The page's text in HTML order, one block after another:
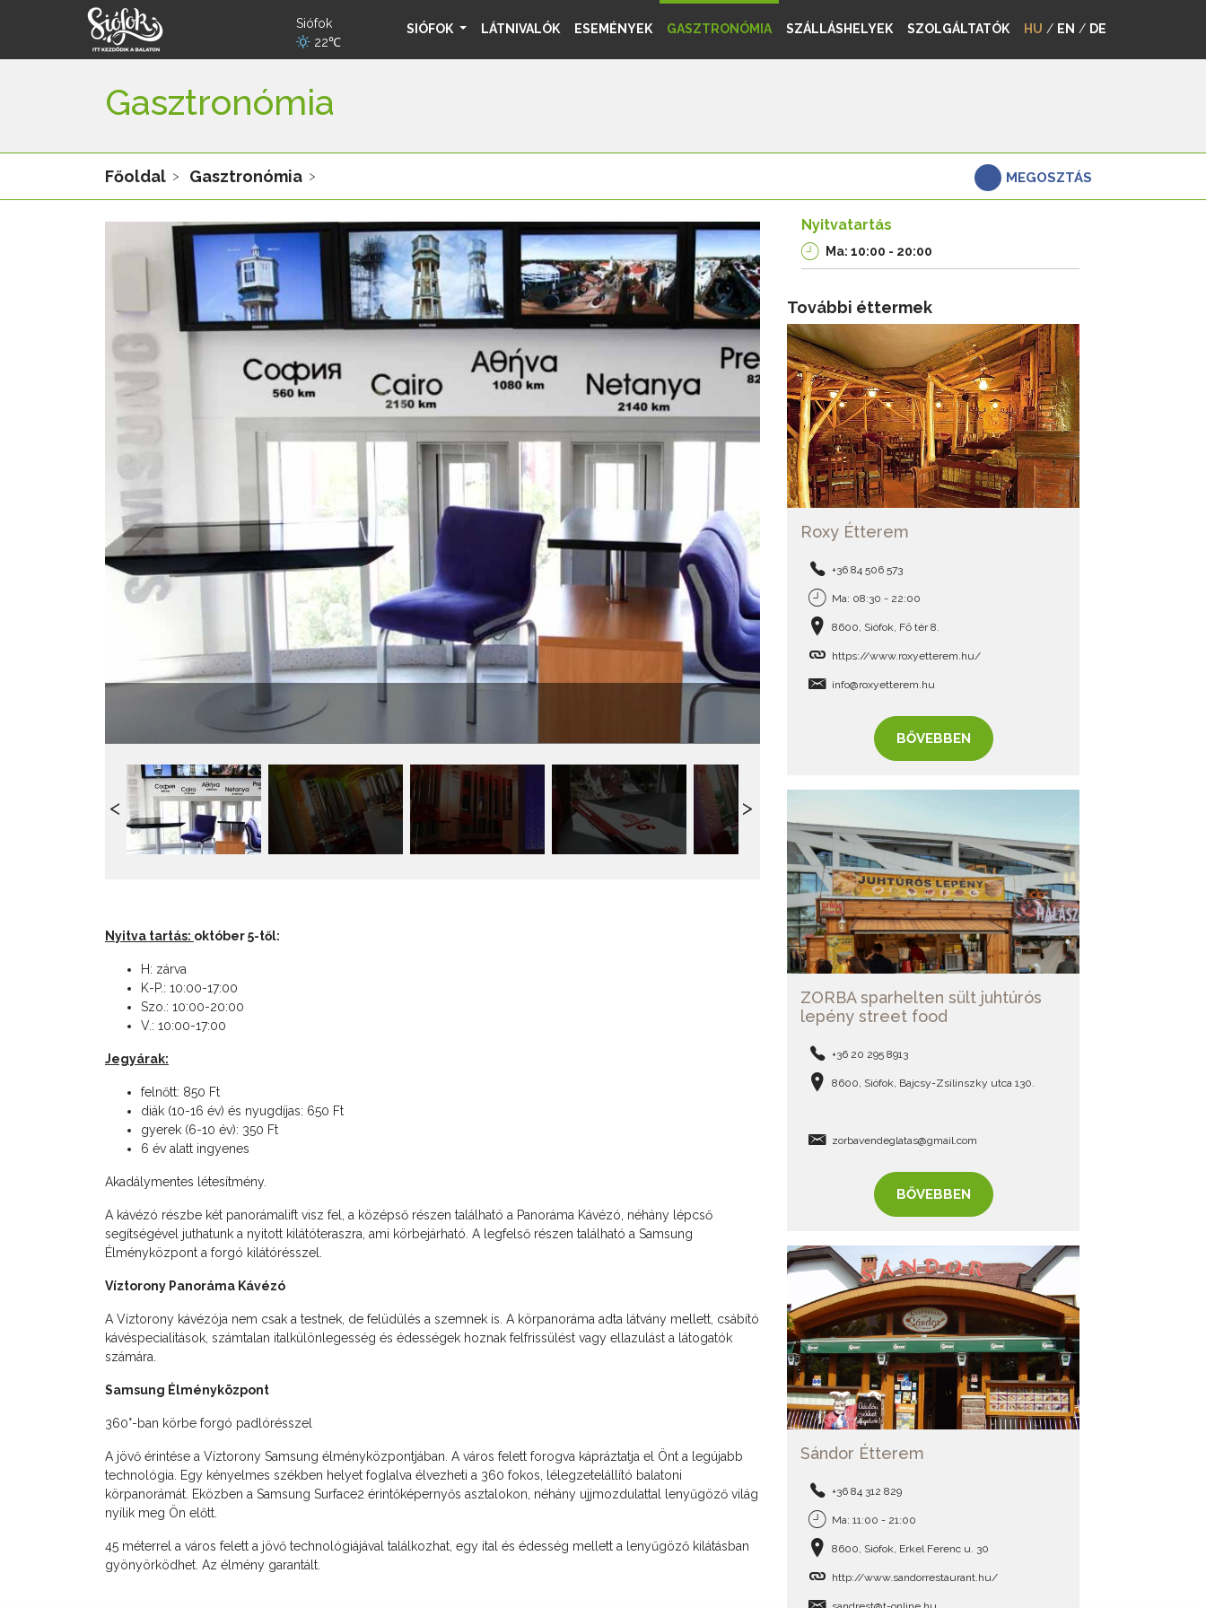
Siófok
22℃
SIÓFOK LÁTNIVALÓK ESEMÉNYEK GASZTRONÓMIA SZÁLLÁSHELYEK SZOLGÁLTATÓK HU / EN / DE
Gasztronómia
Főoldal Gasztronómia MEGOSZTÁS
Nyitva tartás: október 5-től:
H: zárva
K-P.: 10:00-17:00
Szo.: 10:00-20:00
V.: 10:00-17:00
Jegyárak:
felnőtt: 850 Ft
diák (10-16 év) és nyugdíjas: 650 Ft
gyerek (6-10 év): 350 Ft
6 év alatt ingyenes
Akadálymentes létesítmény.
A kávézó részbe két panorámalift visz fel, a középső részen található a Panoráma Kávézó, néhány lépcső
segítségével juthatunk a nyitott kilátóteraszra, ami körbejárható. A legfelső részen található a Samsung
Élményközpont a forgó kilátórésszel.
Víztorony Panoráma Kávézó
A Víztorony kávézója nem csak a testnek, de felüdülés a szemnek is. A körpanoráma adta látvány mellett, csábító
kávéspecialitások, számtalan italkülönlegesség és édességek hoznak felfrissülést vagy ellazulást a látogatók
számára.
Samsung Élményközpont
360°-ban körbe forgó padlórésszel
A jövő érintése a Víztorony Samsung élményközpontjában. A város felett forogva kápráztatja el Önt a legújabb
technológia. Egy kényelmes székben helyet foglalva élvezheti a 360 fokos, lélegzetelállító balatoni
körpanorámát. Eközben a Samsung Surface2 érintőképernyős asztalokon, néhány ujjmozdulattal lenyűgöző világ
nyílik meg Ön előtt.
45 méterrel a város felett a jövő technológiájával találkozhat, egy ital és édesség mellett a lenyűgöző kilátásban
gyönyörködhet. Az élmény garantált.
Nyitvatartás
Ma: 10:00 - 20:00
További éttermek
Roxy Étterem
+36 84 506 573
Ma: 08:30 - 22:00
8600, Siófok, Fő tér 8.
https://www.roxyetterem.hu/
info@roxyetterem.hu
BŐVEBBEN
ZORBA sparhelten sült juhtúrós
lepény street food
+36 20 295 8913
8600, Siófok, Bajcsy-Zsilinszky utca 130.
zorbavendeglatas@gmail.com
BŐVEBBEN
Sándor Étterem
+36 84 312 829
Ma: 11:00 - 21:00
8600, Siófok, Erkel Ferenc u. 30
http://www.sandorrestaurant.hu/